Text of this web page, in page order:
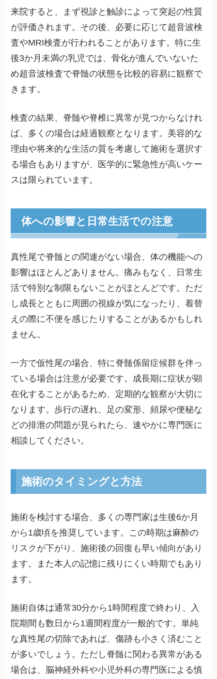
来院すると、まず視診と触診によって突起の性質
が評価されます。その後、必要に応じて超音波検
査やMRI検査が行われることがあります。特に生
後3か月未満の乳児では、骨化が進んでいないた
め超音波検査で脊髄の状態を比較的容易に観察で
きます。
検査の結果、脊髄や脊椎に異常が見つからなけれ
ば、多くの場合は経過観察となります。美容的な
理由や将来的な生活の質を考慮して施術を選択す
る場合もありますが、医学的に緊急性が高いケー
スは限られています。
体への影響と日常生活での注意
真性尾で脊髄との関連がない場合、体の機能への
影響はほとんどありません。痛みもなく、日常生
活で特別な制限もないことがほとんどです。ただ
し成長とともに周囲の視線が気になったり、着替
えの際に不便を感じたりすることがあるかもしれ
ません。
一方で仮性尾の場合、特に脊髄係留症候群を伴っ
ている場合は注意が必要です。成長期に症状が顕
在化することがあるため、定期的な観察が大切に
なります。歩行の遅れ、足の変形、頻尿や便秘な
どの排泄の問題が見られたら、速やかに専門医に
相談してください。
施術のタイミングと方法
施術を検討する場合、多くの専門家は生後6か月
から1歳頃を推奨しています。この時期は麻酔の
リスクが下がり、施術後の回復も早い傾向があり
ます。また本人の記憶に残りにくい時期でもあり
ます。
施術自体は通常30分から1時間程度で終わり、入
院期間も数日から1週間程度が一般的です。単純
な真性尾の切除であれば、傷跡も小さく済むこと
が多いでしょう。ただし脊髄に関わる異常がある
場合は、脳神経外科や小児外科の専門医による慎